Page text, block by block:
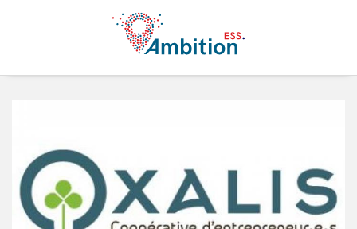
Aller au contenu principal